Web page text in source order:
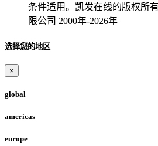
条件适用。凯发在线的版权所
限公司 2000年-2026年
选择您的地区
×
global
americas
europe